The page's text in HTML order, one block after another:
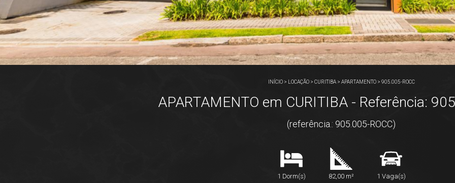
INÍCIO> LOCAÇÃO> CURITIBA> APARTAMENTO> 905.005-ROCC
APARTAMENTO em CURITIBA - Referência:
(referência.: 905.005-ROCC)
1 Dorm(s) 82,00 m² 1 Vaga(s)